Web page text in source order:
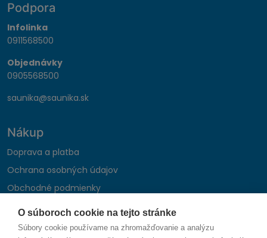
O súboroch cookie na tejto stránke
Súbory cookie používame na zhromažďovanie a analýzu
Podpora
Infolinka
0911568500
Objednávky
0905568500
saunika@saunika.sk
Nákup
Doprava a platba
Ochrana osobných údajov
Obchodné podmienky
Reklamačný poriadok
Montáž autohifi